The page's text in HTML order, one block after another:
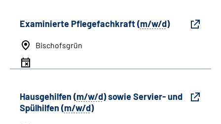
Examinierte Pflegefachkraft (m/w/d)
Bischofsgrün
Hausgehilfen (m/w/d) sowie Servier- und
Spülhilfen (m/w/d)